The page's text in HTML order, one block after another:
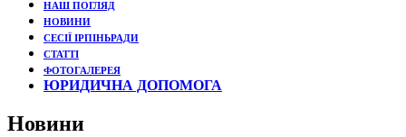
НАШ ПОГЛЯД
НОВИНИ
СЕСІЇ ІРПІНЬРАДИ
СТАТТІ
ФОТОГАЛЕРЕЯ
ЮРИДИЧНА ДОПОМОГА
Новини